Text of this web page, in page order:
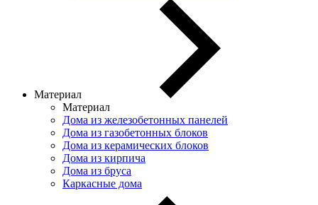
Материал
Материал
Дома из железобетонных панелей
Дома из газобетонных блоков
Дома из керамических блоков
Дома из кирпича
Дома из бруса
Каркасные дома